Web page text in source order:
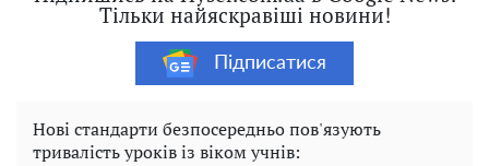
Тільки найяскравіші новини!
Підписатися
Нові стандарти безпосередньо пов'язують
тривалість уроків із віком учнів: